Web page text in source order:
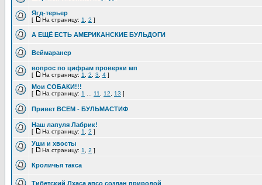
Ягд-терьер
[ На страницу: 1 2 ]
А ЕЩЁ ЕСТЬ АМЕРИКАНСКИЕ БУЛЬДОГИ
Веймаранер
вопрос по цифрам проверки мп
[ На страницу: 1 2 3 4 ]
Мои СОБАКИ!!!
[ На страницу: 1 11 12 13 ]
Привет ВСЕМ - БУЛЬМАСТИФ
Наш лапуля Лабрик!
[ На страницу: 1 2 ]
Уши и хвосты
[ На страницу: 1 2 ]
Кроличья такса
Тибетский Лхаса апсо создан природой